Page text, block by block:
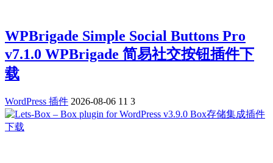
WPBrigade Simple Social Buttons Pro
v7.1.0 WPBrigade 简易社交按钮插件下
载
WordPress 插件 2026-08-06 11 3